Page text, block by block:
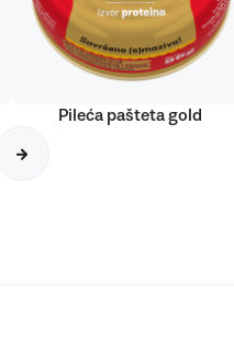
Pileća pašteta gold